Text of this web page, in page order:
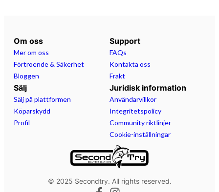
Om oss
Mer om oss
Förtroende & Säkerhet
Bloggen
Support
FAQs
Kontakta oss
Frakt
Sälj
Sälj på plattformen
Köparskydd
Profil
Juridisk information
Användarvillkor
Integritetspolicy
Community riktlinjer
Cookie-inställningar
© 2025 Secondtry. All rights reserved.